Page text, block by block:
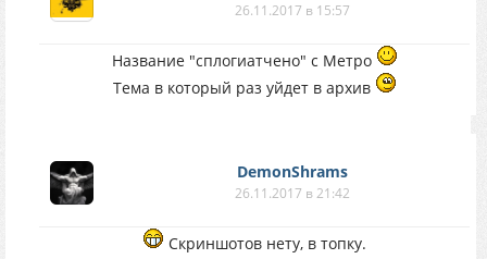
26.11.2017 в 15:57
Название "сплогиатчено" с Метро
Тема в который раз уйдет в архив
DemonShrams
26.11.2017 в 21:42
Скриншотов нету, в топку.